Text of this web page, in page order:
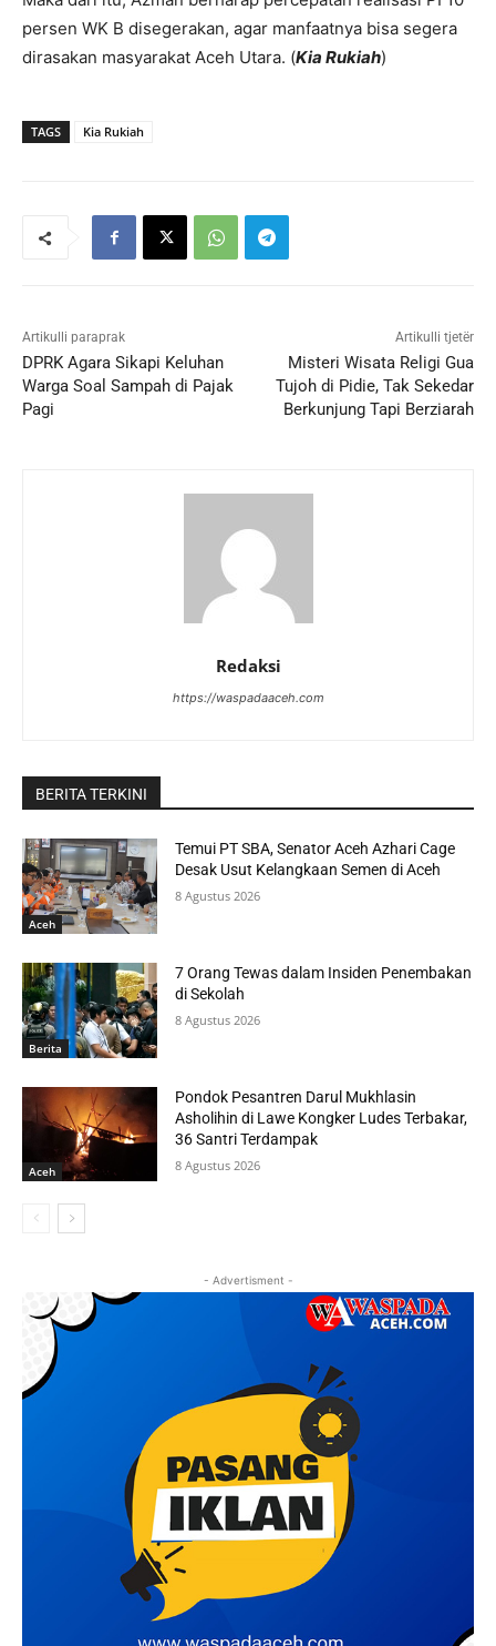
persen WK B disegerakan, agar manfaatnya bisa segera
dirasakan masyarakat Aceh Utara. (Kia Rukiah)
TAGS Kia Rukiah
Artikulli paraprak
DPRK Agara Sikapi Keluhan
Warga Soal Sampah di Pajak
Pagi
Artikulli tjetër
Misteri Wisata Religi Gua
Tujoh di Pidie, Tak Sekedar
Berkunjung Tapi Berziarah
Redaksi
https://waspadaaceh.com
BERITA TERKINI
Aceh
Temui PT SBA, Senator Aceh Azhari Cage
Desak Usut Kelangkaan Semen di Aceh
8 Agustus 2026
Berita
7 Orang Tewas dalam Insiden Penembakan
di Sekolah
8 Agustus 2026
Aceh
Pondok Pesantren Darul Mukhlasin
Asholihin di Lawe Kongker Ludes Terbakar,
36 Santri Terdampak
8 Agustus 2026
- Advertisment -